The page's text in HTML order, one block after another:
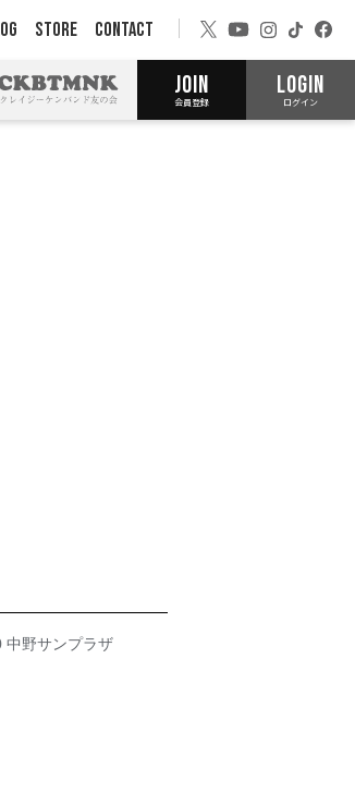
STORE CONTACT
JOIN
会員登録
LOGIN
ログイン
中野サンプラザ